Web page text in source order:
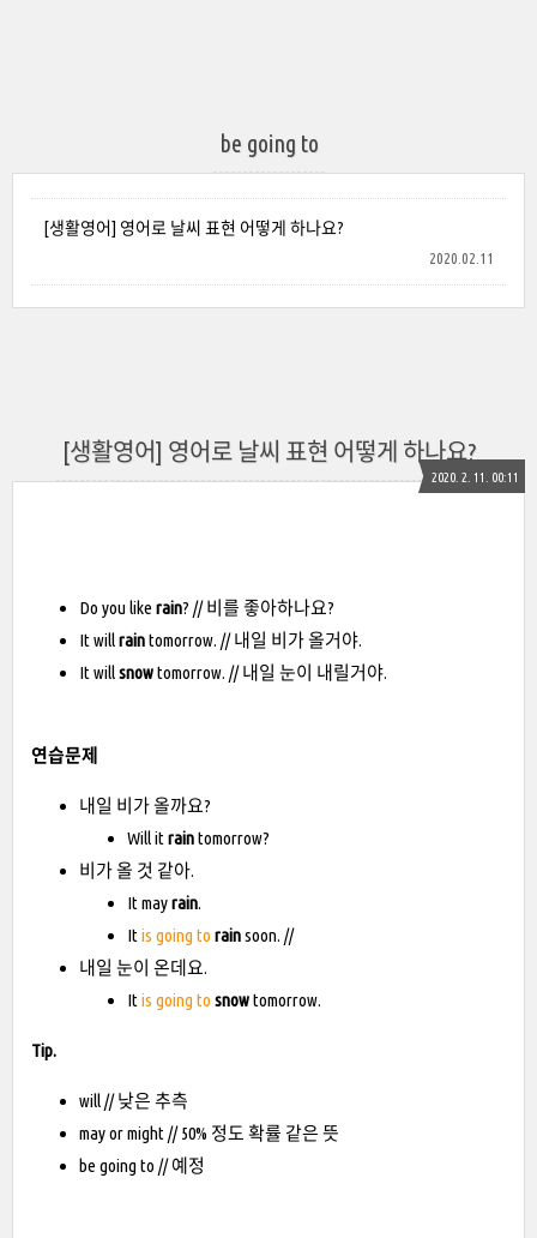
be going to
[생활영어] 영어로 날씨 표현 어떻게 하나요?
2020.02.11
[생활영어] 영어로 날씨 표현 어떻게 하나요?
2020. 2. 11. 00:11
Do you like rain? // 비를 좋아하나요?
It willraintomorrow. // 내일 비가 올거야.
It willsnowtomorrow. // 내일 눈이 내릴거야.
연습문제
내일 비가 올까요?
Will it raintomorrow?
비가 올 것 같아.
It mayrain.
It is going to rainsoon. //
내일 눈이 온데요.
It is going to snowtomorrow.
Tip.
will // 낮은 추측
may or might // 50% 정도 확률 같은 뜻
be going to // 예정